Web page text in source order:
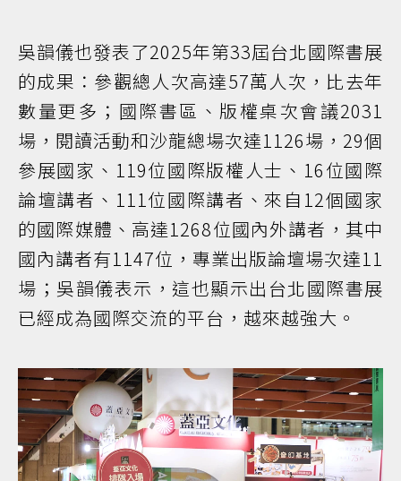
吳韻儀也發表了2025年第33屆台北國際書展
的成果：參觀總人次高達57萬人次，比去年
數量更多；國際書區、版權桌次會議2031
場，閱讀活動和沙龍總場次達1126場，29個
參展國家、119位國際版權人士、16位國際
論壇講者、111位國際講者、來自12個國家
的國際媒體、高達1268位國內外講者，其中
國內講者有1147位，專業出版論壇場次達11
場；吳韻儀表示，這也顯示出台北國際書展
已經成為國際交流的平台，越來越強大。